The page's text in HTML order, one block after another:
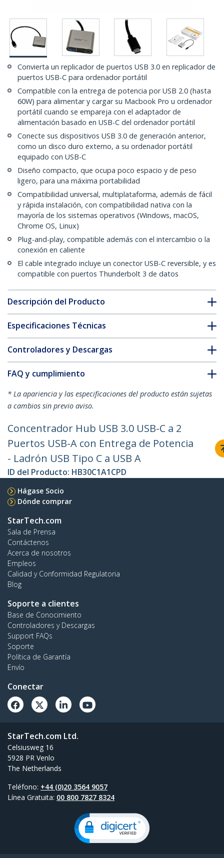
Convierta un replicador de puertos USB 3.0 en replicador de
puertos USB-C para ordenador portátil
Compatible con la entrega de potencia por USB 2.0 (hasta
60W) para alimentar y cargar su Macbook Pro u ordenador
portátil cuando se empareja con el adaptador de
alimentación basado en USB-C del ordenador portátil
Conecte sus dispositivos USB 3.0 de generación anterior,
como un disco duro externo, a su ordenador portátil
equipado con USB-C
Diseño compacto, que ocupa poco espacio y de peso
ligero, para una máxima portabilidad
Compatibilidad universal, multiplataforma, además de fácil
y rápida instalación, con compatibilidad nativa con la
mayoría de los sistemas operativos (Windows, macOS,
Chrome OS, Linux)
Plug-and-play, compatible además con el intercambio o la
conexión en caliente
El cable integrado incluye un conector USB-C reversible, y es
compatible con puertos Thunderbolt 3 de datos
Descripción del Producto
Especificaciones Técnicas
Controladores y Descargas
FAQ y cumplimiento
* La apariencia y las especificaciones del producto están sujetas
a cambios sin previo aviso.
Concentrador Hub USB 3.0 USB-C a 2
Puertos USB-A con Entrega de Potencia
- Ladrón USB Tipo C a USB A
ID del Producto: HB30C1A1CPD
Hágase Socio
Dónde comprar
StarTech.com
Sala de Prensa
Contáctenos
Acerca de nosotros
Empleos
Calidad y Conformidad Regulatoria
Blog
Soporte a clientes
Base de Conocimiento
Controladores y Descargas
Support FAQs
Soporte
Política de Garantía
Envío
Conectar
StarTech.com Ltd.
Celsiusweg 16
5928 PR Venlo
The Netherlands
Teléfono: +44 (0)20 3564 9057
Línea Gratuita: 00 800 7827 8324